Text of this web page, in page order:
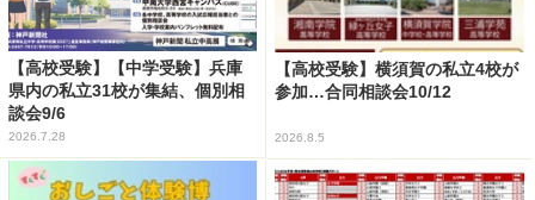
【高校受験】【中学受験】兵庫
県内の私立31校が集結、個別相
談会9/6
2026.7.28
【高校受験】横須賀の私立4校が
参加…合同相談会10/12
2026.8.5